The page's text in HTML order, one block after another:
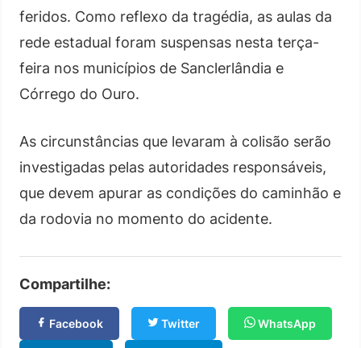
feridos. Como reflexo da tragédia, as aulas da
rede estadual foram suspensas nesta terça-
feira nos municípios de Sanclerlândia e
Córrego do Ouro.
As circunstâncias que levaram à colisão serão
investigadas pelas autoridades responsáveis,
que devem apurar as condições do caminhão e
da rodovia no momento do acidente.
Compartilhe:
Facebook Twitter WhatsApp